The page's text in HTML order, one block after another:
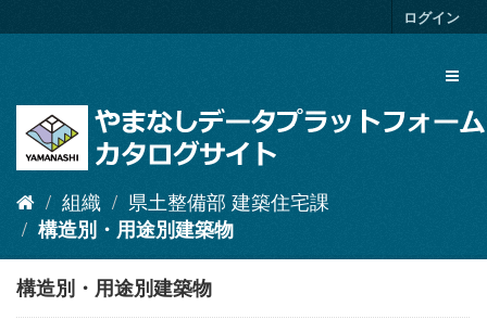
キ
ログイン
組織
県土整備部 建築住宅課
構造別・用途別建築物
構造別・用途別建築物